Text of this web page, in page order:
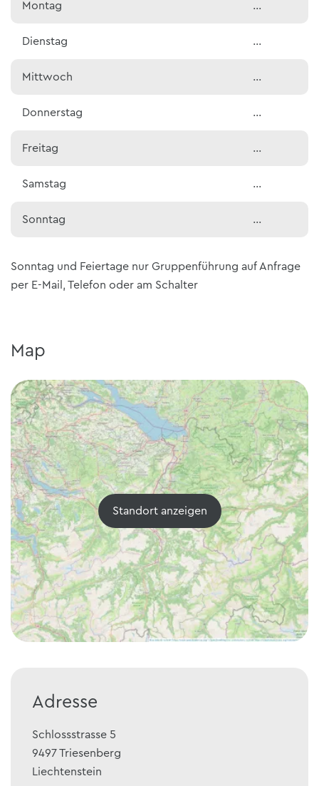
Montag …
Dienstag …
Mittwoch …
Donnerstag …
Freitag …
Samstag …
Sonntag …
Sonntag und Feiertage nur Gruppenführung auf Anfrage
per E-Mail, Telefon oder am Schalter
Map
Standort anzeigen
Adresse
Schlossstrasse 5
9497Triesenberg
Liechtenstein